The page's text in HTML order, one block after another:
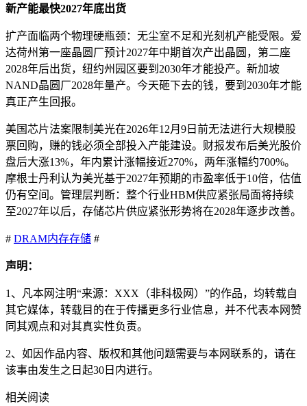
新产能最快2027年底出货
扩产面临两个物理硬瓶颈：无尘室不足和光刻机产能受限。爱
达荷州第一座晶圆厂预计2027年中期首次产出晶圆，第二座
2028年后出货，纽约州园区要到2030年才能投产。新加坡
NAND晶圆厂2028年量产。今天砸下去的钱，要到2030年才能
真正产生回报。
美国芯片法案限制美光在2026年12月9日前无法进行大规模股
票回购，赚的钱必须全部投入产能建设。财报发布后美光股价
盘后大涨13%，年内累计涨幅接近270%，两年涨幅约700%。
摩根士丹利认为美光基于2027年预期的市盈率低于10倍，估值
仍有空间。管理层判断：整个行业HBM供应紧张局面将持续
至2027年以后，存储芯片供应紧张形势将在2028年逐步改善。
# DRAM内存存储 #
声明：
1、凡本网注明“来源：XXX（非科极网）”的作品，均转载自
其它媒体，转载目的在于传播更多行业信息，并不代表本网赞
同其观点和对其真实性负责。
2、如因作品内容、版权和其他问题需要与本网联系的，请在
该事由发生之日起30日内进行。
相关阅读